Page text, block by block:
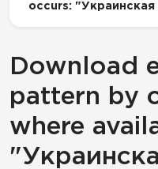
occurs:
Download
pattern by
where